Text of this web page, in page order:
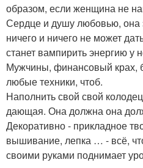
образом, если женщина не
Сердце и душу любовью, она
ничего и ничего не может
станет вампирить энергию у
Мужчины, финансовый крах,
любые техники, чтоб.
Наполнить свой свой
дающая. Она должна она
Декоративно - прикладное
вышивание, лепка … - всё,
своими руками поднимает